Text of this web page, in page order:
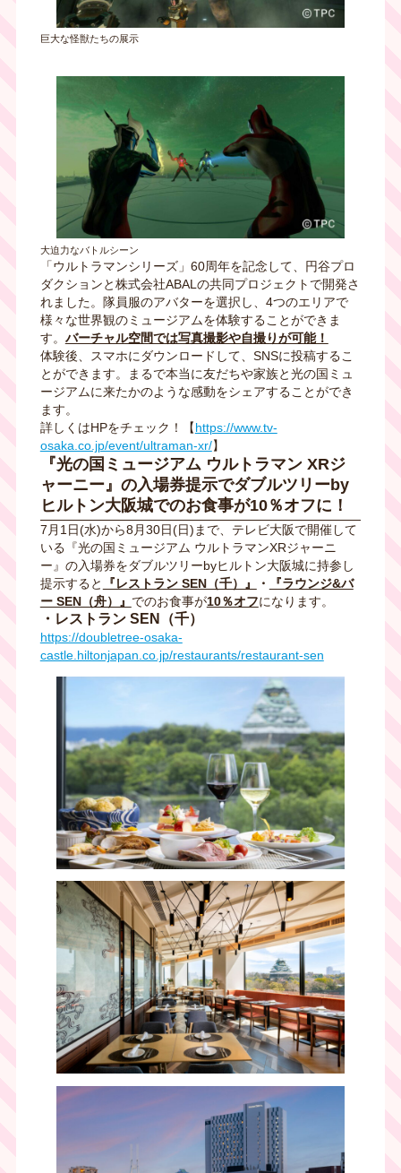
巨大な怪獣たちの展示
大迫力なバトルシーン
「ウルトラマンシリーズ」60周年を記念して、円谷プロ
ダクションと株式会社ABALの共同プロジェクトで開発さ
れました。隊員服のアバターを選択し、4つのエリアで
様々な世界観のミュージアムを体験することができま
す。 バーチャル空間では写真撮影や自撮りが可能！
体験後、スマホにダウンロードして、SNSに投稿するこ
とができます。まるで本当に友だちや家族と光の国ミュ
ージアムに来たかのような感動をシェアすることができ
ます。
詳しくはHPをチェック！【https://www.tv-
osaka.co.jp/event/ultraman-xr/】
『光の国ミュージアム ウルトラマン XRジ
ャーニー』の入場券提示でダブルツリーby
ヒルトン大阪城でのお食事が10％オフに！
7月1日(水)から8月30日(日)まで、テレビ大阪で開催して
いる『光の国ミュージアム ウルトラマンXRジャーニ
ー』の入場券をダブルツリーbyヒルトン大阪城に持参し
提示すると
『レストラン SEN（千）』 ・
『ラウンジ&バ
ー SEN（舟）』 でのお食事が10％オフになります。
・レストラン SEN（千）
https://doubletree-osaka-
castle.hiltonjapan.co.jp/restaurants/restaurant-sen